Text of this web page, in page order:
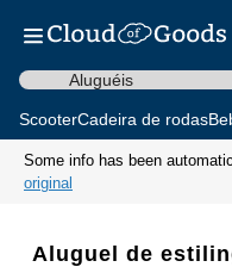
Aluguéis
ScooterCadeira de rodas
Some info has been
original
Aluguel de